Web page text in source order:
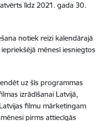
līdz 2021. gada 30.
notiek reizi kalendārajā
mēnesī iesniegtos
uz šīs programmas
izrādīšanai Latvijā,
filmu mārketingam
pirms attiecīgās